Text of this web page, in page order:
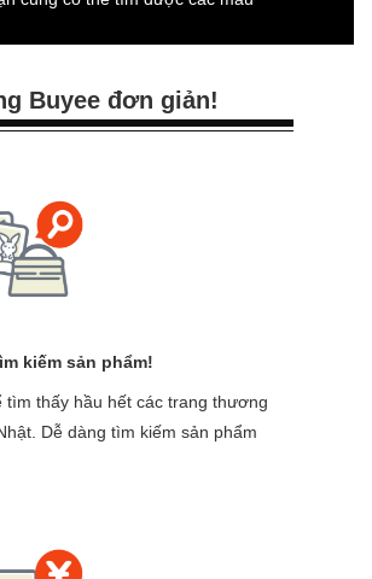
Buyee đơn giản!
kiếm sản phẩm!
tìm thấy hầu hết các trang thương
Dễ dàng tìm kiếm sản phẩm